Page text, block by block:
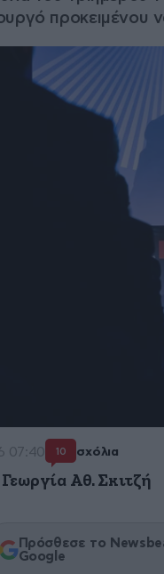
προκειμένου
07:40 10 σχόλια
Γεωργία Αθ. Σκιτζή
Πρόσθεσε το
Google